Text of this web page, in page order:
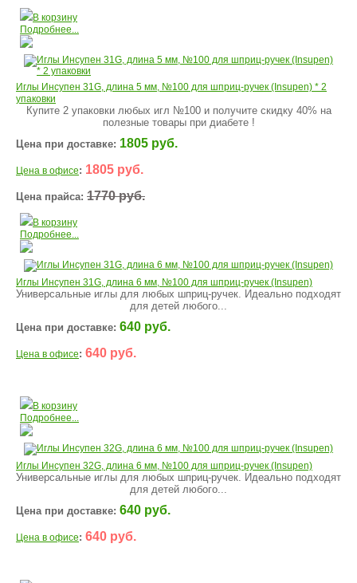
В корзину
Подробнее...
Иглы Инсупен 31G, длина 5 мм, №100 для шприц-ручек (Insupen) * 2
упаковки
Купите 2 упаковки любых игл №100 и получите скидку 40% на
полезные товары при диабете !
Цена при доставке: 1805 руб.
Цена в офисе: 1805 руб.
Цена прайса: 1770 руб.
В корзину
Подробнее...
Иглы Инсупен 31G, длина 6 мм, №100 для шприц-ручек (Insupen)
Универсальные иглы для любых шприц-ручек. Идеально подходят
для детей любого...
Цена при доставке: 640 руб.
Цена в офисе: 640 руб.
В корзину
Подробнее...
Иглы Инсупен 32G, длина 6 мм, №100 для шприц-ручек (Insupen)
Универсальные иглы для любых шприц-ручек. Идеально подходят
для детей любого...
Цена при доставке: 640 руб.
Цена в офисе: 640 руб.